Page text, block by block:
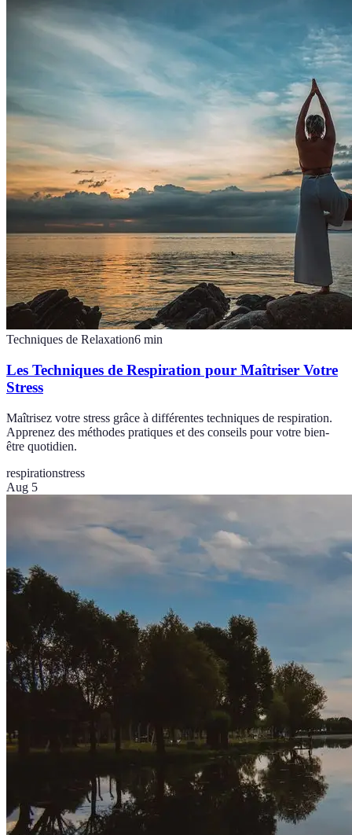
Techniques de Relaxation6 min
Les Techniques de Respiration pour Maîtriser Votre
Stress
Maîtrisez votre stress grâce à différentes techniques de respiration.
Apprenez des méthodes pratiques et des conseils pour votre bien-
être quotidien.
respirationstress
Aug 5